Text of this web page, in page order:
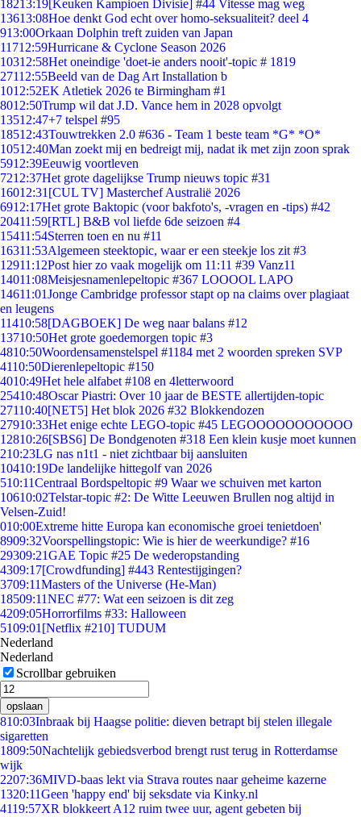
18213:19[Keuken Kampioen Divisie] #44 Vitesse mag weg
13613:08Hoe denkt God echt over homo-seksualiteit? deel 4
913:00Orkaan Dolphin treft zuiden van Japan
11712:59Hurricane & Cyclone Season 2026
10312:58Het oneindige 'doet-ie anders nooit'-topic # 1819
27112:55Beeld van de Dag Art Installation b
1012:52EK Atletiek 2026 te Birmingham #1
8012:50Trump wil dat J.D. Vance hem in 2028 opvolgt
13512:47+7 telspel #95
18512:43Touwtrekken 2.0 #636 - Team 1 beste team *G* *O*
10512:40Man zoekt mij en bedreigt mij, nadat ik met zijn zoon sprak
5912:39Eeuwig voortleven
7212:37Het grote dagelijkse Trump nieuws topic #31
16012:31 [CUL TV] Masterchef Australië 2026
6912:17Het grote Baktopic (voor bakfoto's, -vragen en -tips) #42
20411:59[RTL] B&B vol liefde 6de seizoen #4
15411:54Sterren toen en nu #11
16311:53Algemeen steektopic, waar er een steekje los zit #3
12911:12Post hier zo vaak mogelijk om 11:11 #39 Vanz11
14011:08Meisjesnamenlepeltopic #367 LOOOOL LAPO
14611:01Jonge Cambridge professor stapt op na claims over plagiaat
en leugens
11410:58[DAGBOEK] De weg naar balans #12
13710:50Het grote goedemorgen topic #3
4810:50Woordensamenstelspel #1184 met 2 woorden spreken SVP
4110:50Dierenlepeltopic #150
4010:49Het hele alfabet #108 en 4letterwoord
25410:48Oscar Piastri: Over 10 jaar de BESTE allertijden-topic
27110:40[NET5] Het blok 2026 #32 Blokkendozen
27910:33Het enige echte LEGO-topic #45 LEGOOOOOOOOOOO
12810:26[SBS6] De Bondgenoten #318 Een klein kusje moet kunnen
210:23LG nas n1t1 - niet zichtbaar bij aansluiten
10410:19De landelijke hittegolf van 2026
510:11Centraal Bordspeltopic #9 Waar we schuiven met karton
10610:02Telstar-topic #2: De Witte Leeuwen Brullen nog altijd in
Velsen-Zuid!
010:00Extreme hitte Europa kan economische groei tenietdoen'
8909:32Voorspellingstopic: Wie is hier de weerkundige? #16
29309:21GAE Topic #25 De wederopstanding
4309:17[Crowdfunding] #443 Rentestijgingen?
3709:11Masters of the Universe (He-Man)
18509:11NEC #77: Wat een seizoen is dit zeg
4209:05Horrorfilms #33: Halloween
5109:01 [Netflix #210] TUDUM
Nederland
Nederland
Scrollbar gebruiken
opslaan
810:03Inbraak bij Haagse politie: dieven betrapt bij stelen illegale
sigaretten
1809:50Nachtelijk gebiedsverbod brengt rust terug in Rotterdamse
wijk
2207:36MIVD-baas lekt via Strava routes naar geheime kazerne
1320:11Geen 'happy end' bij seksdate via Kinky.nl
4119:57XR blokkeert A12 ruim twee uur, agent gebeten bij